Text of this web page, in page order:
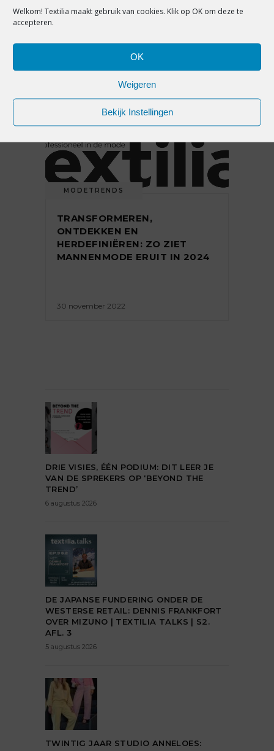
Welkom! Textilia maakt gebruik van cookies. Klik op OK om deze te
accepteren.
OK
Weigeren
Bekijk Instellingen
8 december 2022
MODETRENDS
TRANSFORMEREN,
ONTDEKKEN EN
HERDEFINIËREN: ZO ZIET
MANNENMODE ERUIT IN 2024
30 november 2022
DRIE VISIES, ÉÉN PODIUM: DIT LEER JE
VAN DE SPREKERS OP ‘BEYOND THE
TREND’
6 augustus 2026
DE JAPANSE FUNDERING ONDER DE
WESTERSE RETAIL: DENNIS FRANKFORT
OVER MIZUNO | TEXTILIA TALKS | S2.
AFL. 3
5 augustus 2026
TWINTIG JAAR STUDIO ANNELOES: